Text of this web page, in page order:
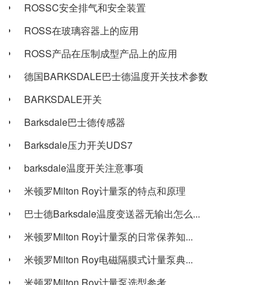
ROSSC安全排气和安全装置
ROSS在玻璃容器上的应用
ROSS产品在压制成型产品上的应用
德国BARKSDALE巴士德温度开关技术参数
BARKSDALE开关
Barksdale巴士德传感器
Barksdale压力开关UDS7
barksdale温度开关注意事项
米顿罗Milton Roy计量泵的特点和原理
巴士德Barksdale温度变送器无输出怎么...
米顿罗Milton Roy计量泵的日常保养知...
米顿罗Milton Roy电磁隔膜式计量泵典...